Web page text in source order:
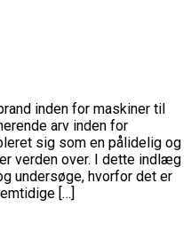
inden for maskiner til
arv inden for
sig som en pålidelig og
verden over. I dette indlæg
undersøge, hvorfor det er
[…]